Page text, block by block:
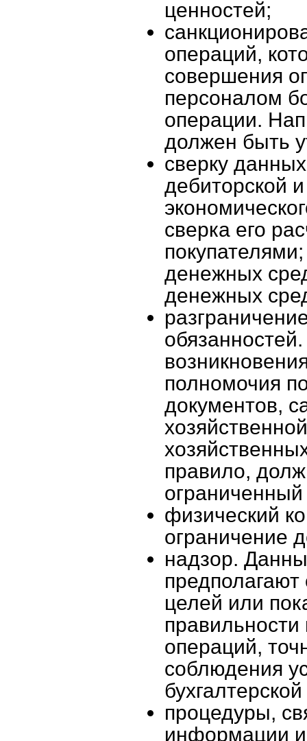
ценностей;
операций,
совершения
персоналом
операции.
должен быть
сверку
дебиторской
сверка его
денежных
денежных
полномочия
документов,
правило,
физический
ограничение
надзор.
целей или
операций,
соблюдения
процедуры,
информации